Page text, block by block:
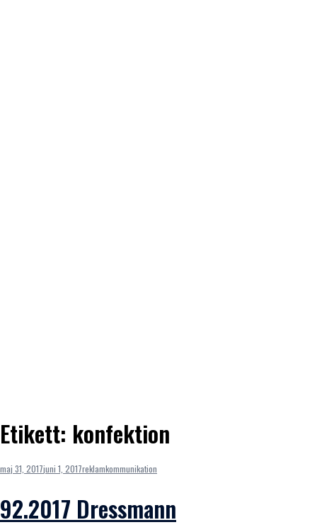
Etikett: konfektion
maj 31, 2017juni 1, 2017reklamkommunikation
92.2017 Dressmann